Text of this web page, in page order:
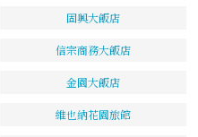
固興大飯店
信宗商務大飯店
金園大飯店
維也納花園旅館